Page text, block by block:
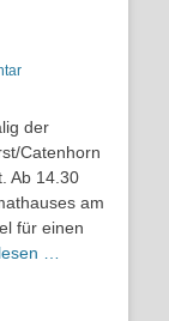
der
Catenhorn
Ab 14.30
am
für einen
…